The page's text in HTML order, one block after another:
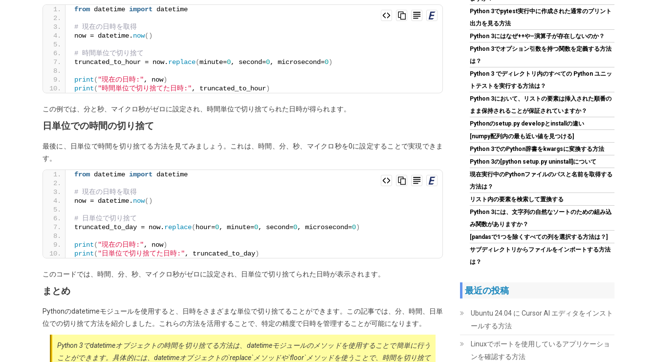
from datetime import datetime
# 現在の日時を取得
now = datetime. now()
# 時間単位で切り捨て
truncated_to_hour = now. replace(minute=0, second=0, microsecond=0)
print( "現在の日時:", now)
print( "時間単位で切り捨てた日時:", truncated_to_hour)
この例では、分と秒、マイクロ秒がゼロに設定され、時間単位で切り捨てられた日時が得られます。
日単位での時間の切り捨て
最後に、日単位で時間を切り捨てる方法を見てみましょう。これは、時間、分、秒、マイクロ秒を0に設定することで実現できま
す。
from datetime import datetime
# 現在の日時を取得
now = datetime. now()
# 日単位で切り捨て
truncated_to_day = now. replace( hour=0, minute=0, second=0, microsecond=0)
print( "現在の日時:", now)
print( "日単位で切り捨てた日時:", truncated_to_day)
このコードでは、時間、分、秒、マイクロ秒がゼロに設定され、日単位で切り捨てられた日時が表示されます。
まとめ
Pythonのdatetimeモジュールを使用すると、日時をさまざまな単位で切り捨てることができます。この記事では、分、時間、日単
位での切り捨て方法を紹介しました。これらの方法を活用することで、特定の精度で日時を管理することが可能になります。
Python 3でdatetimeオブジェクトの時間を切り捨てる方法は、datetimeモジュールのメソッドを使用することで簡単に行う
ことができます。具体的には、datetimeオブジェクトの`replace`メソッドや`floor`メソッドを使うことで、時間を切り捨て
シー・エフ・デー販売 CFD販売 CFD Standard
デスクトップ用 メモリ DDR4 3200 (PC4-
25600) 16GB×2枚 288pin DIMM 相性保証
W4U3200CS-16G
(5421031) GBP 158.18 (2026-08-07
04:03 GMT +09:00 時点 -詳細はこちら)
Tuloka 4個ヒートシンク 導熱接着シート4pcs
付き 熱暴走対策 冷却ラジエーターフィンCPU
ICチップ 回路基板 LEDアンプに適用 アルミニウ
GMT +09:00 時点 -詳細はこちら
Python 3でpytest実行中に作成された通常のプリント
出力を見る方法
Python 3にはなぜ++や–演算子が存在しないのか？
Python 3でオプション引数を持つ関数を定義する方法
は？
Python 3 でディレクトリ内のすべての Python ユニッ
トテストを実行する方法は？
Python 3において、リストの要素は挿入された順番の
まま保持されることが保証されていますか？
Pythonのsetup.py developとinstallの違い
[numpy配列内の最も近い値を見つける]
Python 3でのPython辞書をkwargsに変換する方法
Python 3の[python setup.py uninstall]について
現在実行中のPythonファイルのパスと名前を取得する
方法は？
リスト内の要素を検索して置換する
Python 3には、文字列の自然なソートのための組み込
み関数がありますか？
[pandasで1つを除くすべての列を選択する方法は？]
サブディレクトリからファイルをインポートする方法
は？
最近の投稿
Ubuntu 24.04 に Cursor AI エディタをインスト
ールする方法
Linuxでポートを使用しているアプリケーショ
ンを確認する方法